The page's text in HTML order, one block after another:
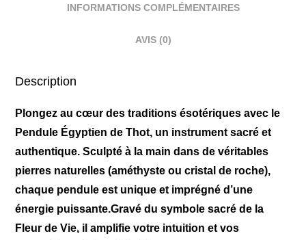
INFORMATIONS COMPLÉMENTAIRES
AVIS (0)
Description
Plongez au cœur des traditions ésotériques avec le
Pendule Égyptien de Thot, un instrument sacré et
authentique. Sculpté à la main dans de véritables
pierres naturelles (améthyste ou cristal de roche),
chaque pendule est unique et imprégné d’une
énergie puissante.Gravé du symbole sacré de la
Fleur de Vie, il amplifie votre intuition et vos